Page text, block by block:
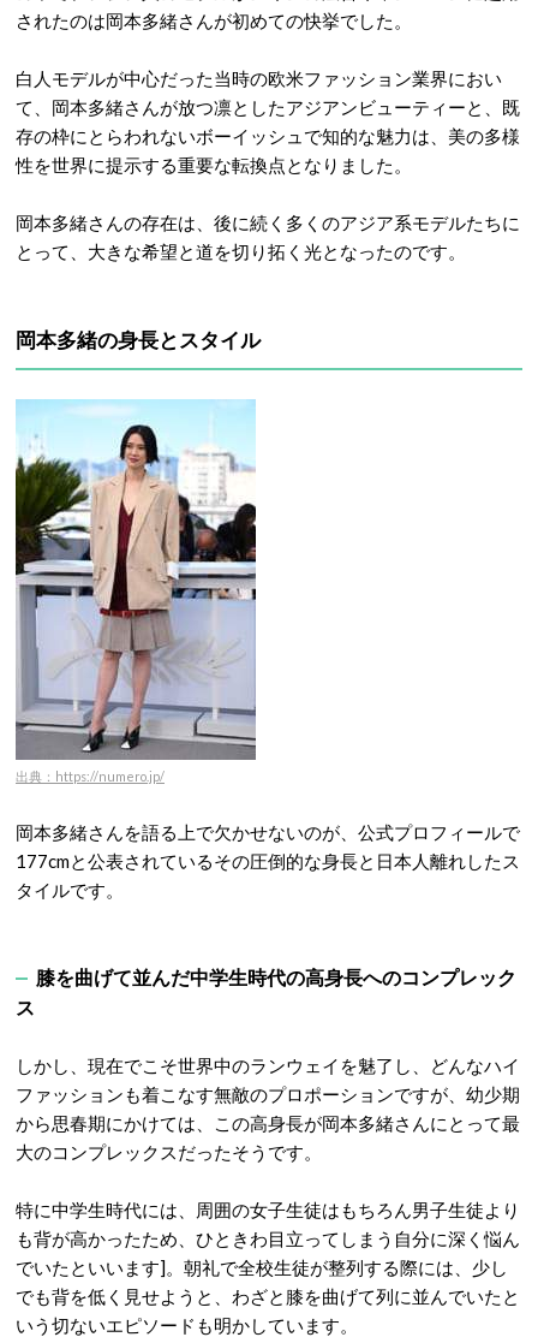
されたのは岡本多緒さんが初めての快挙でした 。
白人モデルが中心だった当時の欧米ファッション業界におい
て、岡本多緒さんが放つ凛としたアジアンビューティーと、既
存の枠にとらわれないボーイッシュで知的な魅力は、美の多様
性を世界に提示する重要な転換点となりました。
岡本多緒さんの存在は、後に続く多くのアジア系モデルたちに
とって、大きな希望と道を切り拓く光となったのです。
岡本多緒の身長とスタイル
出典：https://numero.jp/
岡本多緒さんを語る上で欠かせないのが、公式プロフィールで
177cmと公表されているその圧倒的な身長と日本人離れしたス
タイルです。
膝を曲げて並んだ中学生時代の高身長へのコンプレック
ス
しかし、現在でこそ世界中のランウェイを魅了し、どんなハイ
ファッションも着こなす無敵のプロポーションですが、幼少期
から思春期にかけては、この高身長が岡本多緒さんにとって最
大のコンプレックスだったそうです。
特に中学生時代には、周囲の女子生徒はもちろん男子生徒より
も背が高かったため、ひときわ目立ってしまう自分に深く悩ん
でいたといいます]。朝礼で全校生徒が整列する際には、少し
でも背を低く見せようと、わざと膝を曲げて列に並んでいたと
いう切ないエピソードも明かしています。